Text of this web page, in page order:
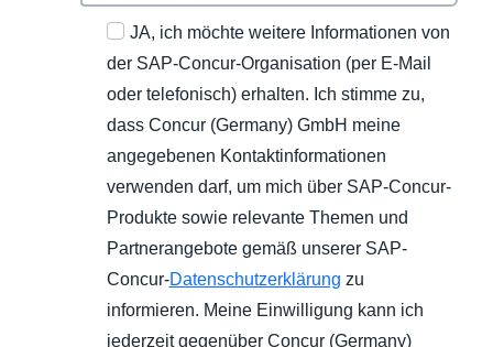
JA, ich möchte weitere Informationen von
der SAP-Concur-Organisation (per E-Mail
oder telefonisch) erhalten. Ich stimme zu,
dass Concur (Germany) GmbH meine
angegebenen Kontaktinformationen
verwenden darf, um mich über SAP-Concur-
Produkte sowie relevante Themen und
Partnerangebote gemäß unserer SAP-
Concur-Datenschutzerklärung zu
informieren. Meine Einwilligung kann ich
jederzeit gegenüber Concur (Germany)